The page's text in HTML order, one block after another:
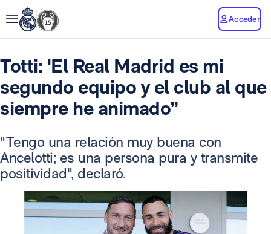
Acceder
Totti: 'El Real Madrid es mi
segundo equipo y el club al que
siempre he animado”
"Tengo una relación muy buena con
Ancelotti; es una persona pura y transmite
positividad", declaró.